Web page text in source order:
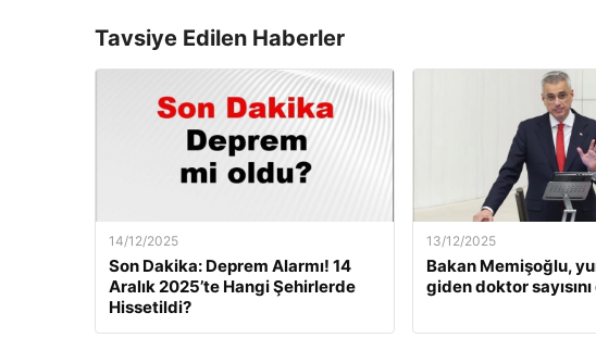
Tavsiye Edilen Haberler
14/12/2025
Son Dakika: Deprem Alarmı! 14
Aralık 2025’te Hangi Şehirlerde
Hissetildi?
13/12/2025
Bakan Memişoğlu,
giden doktor